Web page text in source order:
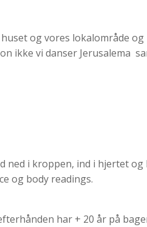
og vores lokalområde
ikke vi danser Jerusalema
ned i kroppen, ind i hjertet
og body readings.
har + 20 år på